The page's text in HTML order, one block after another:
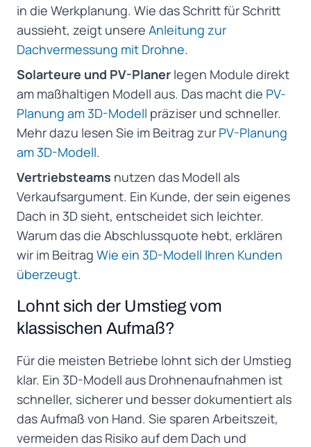
in die Werkplanung. Wie das Schritt für Schritt
aussieht, zeigt unsere Anleitung zur
Dachvermessung mit Drohne.
Solarteure und PV-Planer legen Module direkt
am maßhaltigen Modell aus. Das macht die PV-
Planung am 3D-Modell präziser und schneller.
Mehr dazu lesen Sie im Beitrag zur PV-Planung
am 3D-Modell.
Vertriebsteams nutzen das Modell als
Verkaufsargument. Ein Kunde, der sein eigenes
Dach in 3D sieht, entscheidet sich leichter.
Warum das die Abschlussquote hebt, erklären
wir im Beitrag Wie ein 3D-Modell Ihren Kunden
überzeugt.
Lohnt sich der Umstieg vom
klassischen Aufmaß?
Für die meisten Betriebe lohnt sich der Umstieg
klar. Ein 3D-Modell aus Drohnenaufnahmen ist
schneller, sicherer und besser dokumentiert als
das Aufmaß von Hand. Sie sparen Arbeitszeit,
vermeiden das Risiko auf dem Dach und